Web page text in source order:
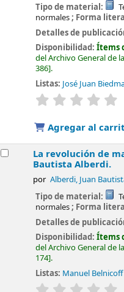
Tipo de material:
normales; Forma
Detalles de
Disponibilidad:Ítems
del Archivo General de
386 .
Listas: José Juan
valoración
Agregar al
La revolución de
Bautista Alberdi.
por Alberdi, Juan
Tipo de material:
normales; Forma
Detalles de
Disponibilidad:Ítems
del Archivo General de
174 .
Listas: Manuel
valoración